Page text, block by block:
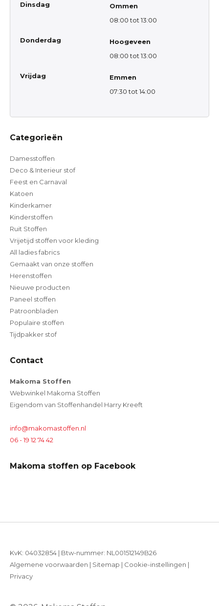
Dinsdag
Ommen
08:00 tot 13:00
Donderdag
Hoogeveen
08:00 tot 13:00
Vrijdag
Emmen
07:30 tot 14:00
Categorieën
Damesstoffen
Deco & Interieur stof
Feest en Carnaval
Katoen
Kinderkamer
Kinderstoffen
Ruit Stoffen
Vrijetijd stoffen voor kleding
All ladies fabrics
Gemaakt van onze stoffen
Herenstoffen
Nieuwe producten
Paneel stoffen
Patroonbladen
Populaire stoffen
Tijdpakker stof
Contact
Makoma Stoffen
Webwinkel Makoma Stoffen
Eigendom van Stoffenhandel Harry Kreeft
info@makomastoffen.nl
06 - 19 12 74 42
Makoma stoffen op Facebook
KvK: 04032854 | Btw-nummer: NL001512149B26
Algemene voorwaarden | Sitemap | Cookie-instellingen |
Privacy